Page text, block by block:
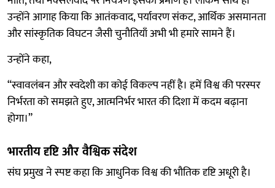
उन्होंने आगाह किया कि आतंकवाद, पर्यावरण संकट, आर्थिक असमानता
और सांस्कृतिक विघटन जैसी चुनौतियाँ अभी भी हमारे सामने हैं।
उन्होंने कहा,
“स्वावलंबन और स्वदेशी का कोई विकल्प नहीं है। हमें विश्व की परस्पर
निर्भरता को समझते हुए, आत्मनिर्भर भारत की दिशा में कदम बढ़ाना
होगा।”
भारतीय दृष्टि और वैश्विक संदेश
संघ प्रमुख ने स्पष्ट कहा कि आधुनिक विश्व की भौतिक दृष्टि अधूरी है।